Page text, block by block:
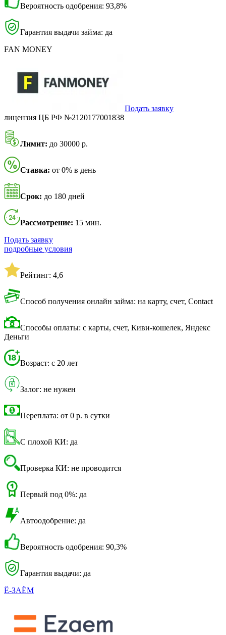
Вероятность одобрения: 93,8%
Гарантия выдачи займа: да
FAN MONEY
Подать заявку
лицензия ЦБ РФ №2120177001838
Лимит: до 30000 р.
Ставка: от 0% в день
Срок: до 180 дней
Рассмотрение: 15 мин.
Подать заявку
подробные условия
Рейтинг: 4,6
Способ получения онлайн займа: на карту, счет, Contact
Способы оплаты: с карты, счет, Киви-кошелек, Яндекс
Деньги
Возраст: с 20 лет
Залог: не нужен
Переплата: от 0 р. в сутки
С плохой КИ: да
Проверка КИ: не проводится
Первый под 0%: да
Автоодобрение: да
Вероятность одобрения: 90,3%
Гарантия выдачи: да
Ё-ЗАЁМ